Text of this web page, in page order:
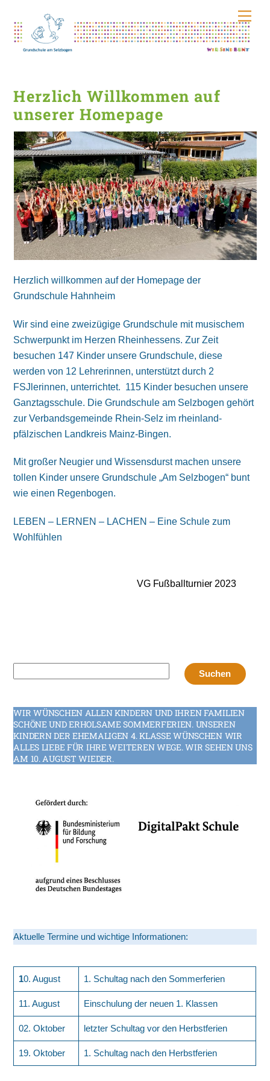
content
Herzlich Willkommen auf
unserer Homepage
Herzlich willkommen auf der Homepage der
Grundschule Hahnheim
Wir sind eine zweizügige Grundschule mit musischem
Schwerpunkt im Herzen Rheinhessens. Zur Zeit
besuchen 147 Kinder unsere Grundschule, diese
werden von 12 Lehrerinnen, unterstützt durch 2
FSJlerinnen, unterrichtet. 115 Kinder besuchen unsere
Ganztagsschule. Die Grundschule am Selzbogen gehört
zur Verbandsgemeinde Rhein-Selz im rheinland-
pfälzischen Landkreis Mainz-Bingen.
Mit großer Neugier und Wissensdurst machen unsere
tollen Kinder unsere Grundschule „Am Selzbogen“ bunt
wie einen Regenbogen.
LEBEN – LERNEN – LACHEN – Eine Schule zum
Wohlfühlen
VG Fußballturnier 2023
Suchen
WIR WÜNSCHEN ALLEN KINDERN UND IHREN FAMILIEN
SCHÖNE UND ERHOLSAME SOMMERFERIEN. UNSEREN
KINDERN DER EHEMALIGEN 4. KLASSE WÜNSCHEN WIR
ALLES LIEBE FÜR IHRE WEITEREN WEGE. WIR SEHEN UNS
AM 10. AUGUST WIEDER.
Aktuelle Termine und wichtige Informationen:
10. August 1. Schultag nach den Sommerferien
11. August Einschulung der neuen 1. Klassen
02. Oktober letzter Schultag vor den Herbstferien
19. Oktober 1. Schultag nach den Herbstferien